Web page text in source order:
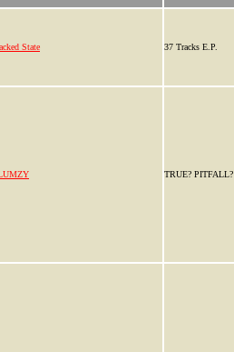
State 37 Tracks E.P.
TRUE? PITFALL?